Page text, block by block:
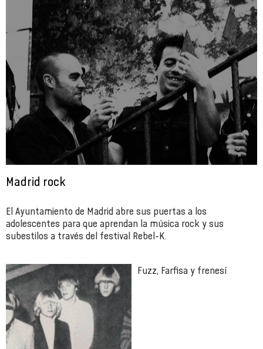
Madrid rock
El Ayuntamiento de Madrid abre sus puertas a los
adolescentes para que aprendan la música rock y sus
subestilos a través del festival Rebel-K.
Fuzz, Farfisa y frenesí